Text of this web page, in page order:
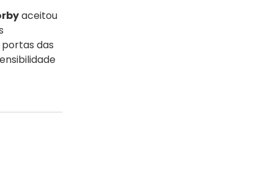
aceitou
das